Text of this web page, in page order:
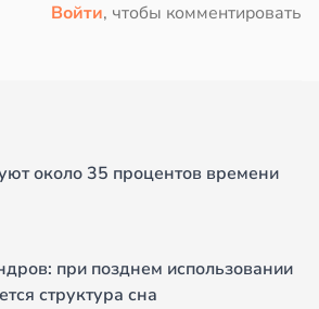
Войти, чтобы комментировать
около 35 процентов времени
при позднем использовании
структура сна